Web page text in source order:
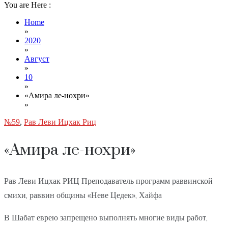
You are Here :
Home
»
2020
»
Август
»
10
»
«Амира ле-нохри»
»
№59, Рав Леви Ицхак Риц
«Амира ле-нохри»
Рав Леви Ицхак РИЦ Преподаватель программ раввинской
смихи, раввин общины «Неве Цедек», Хайфа
В Шабат еврею запрещено выполнять многие виды работ,